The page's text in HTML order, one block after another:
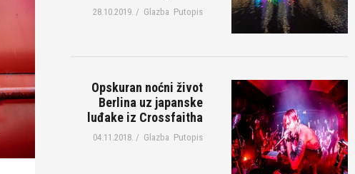
28.10.2019. / Glazba Putopis
Opskuran noćni život
Berlina uz japanske
luđake iz Crossfaitha
04.11.2018. / Glazba Putopis